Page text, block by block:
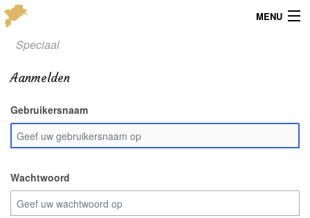
MENU
Menu
Publicaties
Dialect
Locaties
Kaarten
Overig
Speciaal
Aanmelden
Gebruikersnaam
Wachtwoord